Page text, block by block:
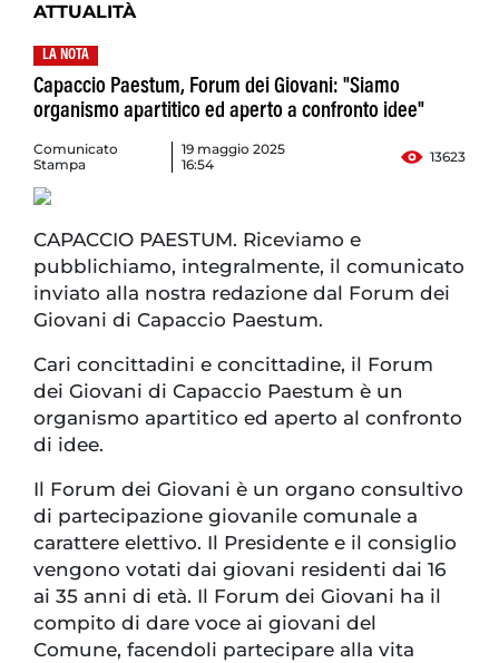
ATTUALITÀ
LA NOTA
Capaccio Paestum, Forum dei Giovani: "Siamo
organismo apartitico ed aperto a confronto idee"
Comunicato
Stampa
19 maggio 2025
16:54
13623
CAPACCIO PAESTUM. Riceviamo e
pubblichiamo, integralmente, il comunicato
inviato alla nostra redazione dal Forum dei
Giovani di Capaccio Paestum.
Cari concittadini e concittadine, il Forum
dei Giovani di Capaccio Paestum è un
organismo apartitico ed aperto al confronto
di idee.
Il Forum dei Giovani è un organo consultivo
di partecipazione giovanile comunale a
carattere elettivo. Il Presidente e il consiglio
vengono votati dai giovani residenti dai 16
ai 35 anni di età. Il Forum dei Giovani ha il
compito di dare voce ai giovani del
Comune, facendoli partecipare alla vita